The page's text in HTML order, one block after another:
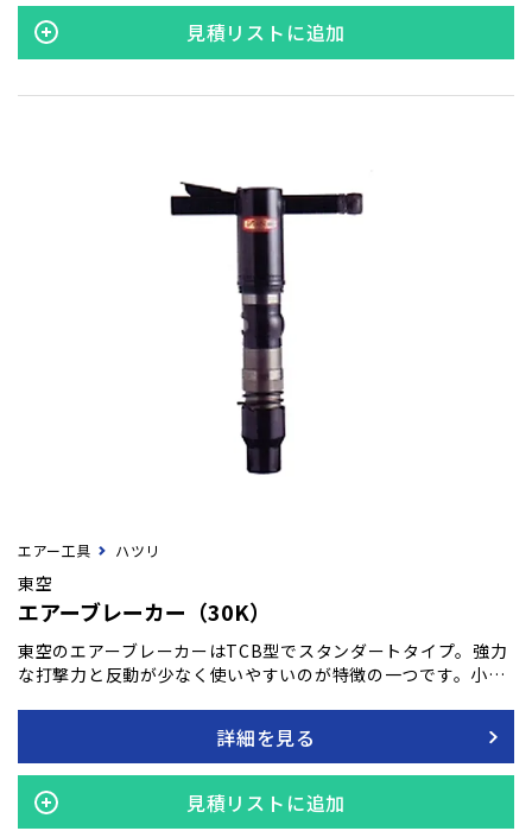
うる耐久性を実現しています。建設、解体、修復作業など、
様々な現場でのニーズにお応えします。
見積リストに追加
エアー工具 ハツリ
東空
エアーブレーカー（30K）
東空のエアーブレーカーはTCB型でスタンダートタイプ。強力
な打撃力と反動が少なく使いやすいのが特徴の一つです。小ハ
の高さと信頼性で知られており、あらゆる状況下での作業を効
率的かつ安全に行うことが可能となり、長時間の使用にも耐え
うる耐久性を実現しています。建設、解体、修復作業など、
様々な現場でのニーズにお応えします。
詳細を見る
見積リストに追加